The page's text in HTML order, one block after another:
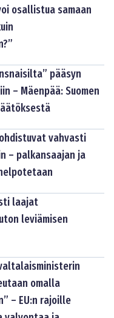
osallistua samaan
pääsyn
– Mäenpää: Suomen
vahvasti
– palkansaajan ja
laajat
leviämisen
omalla
– EU:n rajoille